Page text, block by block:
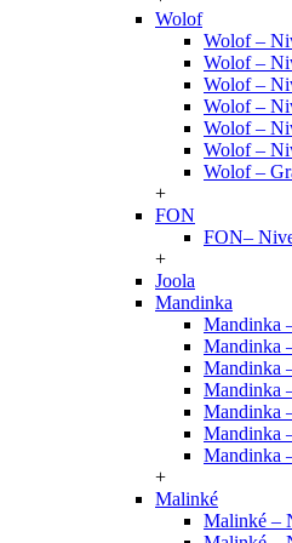
Wolof
Wolof –
Wolof –
Wolof –
Wolof –
Wolof –
Wolof –
Wolof –
+
FON
FON–
+
Joola
Mandinka
Mandinka
Mandinka
Mandinka
Mandinka
Mandinka
Mandinka
Mandinka
+
Malinké
Malinké –